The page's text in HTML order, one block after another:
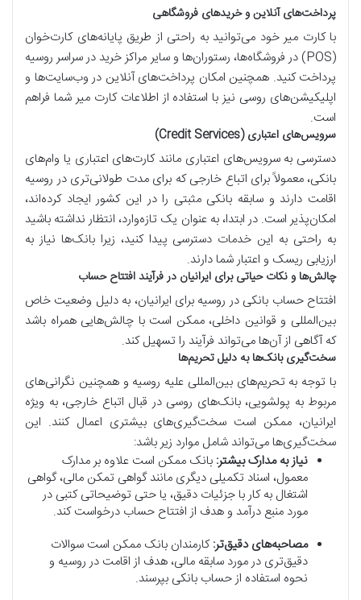
پرداخت‌های آنلاین و خریدهای فروشگاهی
با کارت میر خود می‌توانید به راحتی از طریق پایانه‌های کارت‌خوان
(POS) در فروشگاه‌ها، رستوران‌ها و سایر مراکز خرید در سراسر روسیه
پرداخت کنید. همچنین امکان پرداخت‌های آنلاین در وب‌سایت‌ها و
اپلیکیشن‌های روسی نیز با استفاده از اطلاعات کارت میر شما فراهم
است.
سرویس‌های اعتباری (Credit Services)
دسترسی به سرویس‌های اعتباری مانند کارت‌های اعتباری یا وام‌های
بانکی، معمولاً برای اتباع خارجی که برای مدت طولانی‌تری در روسیه
اقامت دارند و سابقه بانکی مثبتی را در این کشور ایجاد کرده‌اند،
امکان‌پذیر است. در ابتدا، به عنوان یک تازه‌وارد، انتظار نداشته باشید
به راحتی به این خدمات دسترسی پیدا کنید، زیرا بانک‌ها نیاز به
ارزیابی ریسک و اعتبار شما دارند.
چالش‌ها و نکات حیاتی برای ایرانیان در فرآیند افتتاح حساب
افتتاح حساب بانکی در روسیه برای ایرانیان، به دلیل وضعیت خاص
بین‌المللی و قوانین داخلی، ممکن است با چالش‌هایی همراه باشد
که آگاهی از آن‌ها می‌تواند فرآیند را تسهیل کند.
سخت‌گیری بانک‌ها به دلیل تحریم‌ها
با توجه به تحریم‌های بین‌المللی علیه روسیه و همچنین نگرانی‌های
مربوط به پولشویی، بانک‌های روسی در قبال اتباع خارجی، به ویژه
ایرانیان، ممکن است سخت‌گیری‌های بیشتری اعمال کنند. این
سخت‌گیری‌ها می‌تواند شامل موارد زیر باشد:
نیاز به مدارک بیشتر: بانک ممکن است علاوه بر مدارک
معمول، اسناد تکمیلی دیگری مانند گواهی تمکن مالی، گواهی
اشتغال به کار با جزئیات دقیق، یا حتی توضیحاتی کتبی در
مورد منبع درآمد و هدف از افتتاح حساب درخواست کند.
مصاحبه‌های دقیق‌تر: کارمندان بانک ممکن است سوالات
دقیق‌تری در مورد سابقه مالی، هدف از اقامت در روسیه و
نحوه استفاده از حساب بانکی بپرسند.